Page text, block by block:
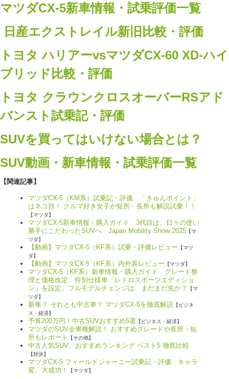
マツダCX-5新車情報・試乗評価一覧
日産エクストレイル新旧比較・評価
トヨタ ハリアーvsマツダCX-60 XD-ハイ
ブリッド比較・評価
トヨタ クラウンクロスオーバーRSアド
バンスト試乗記・評価
SUVを買ってはいけない場合とは？
SUV動画・新車情報・試乗評価一覧
【関連記事】
マツダCX-5（KM系）試乗記・評価 「きゅんポイント」
はネコ目！ クルマ好き女子が短所・長所も解説試乗！！
【マツダ】
マツダCX-5新車情報・購入ガイド 3代目は、日々の使い
勝手にこだわったSUVへ Japan Mobility Show 2025 【マ
ツダ】
【動画】マツダCX-5（KF系）試乗・評価レビュー 【マツ
ダ】
【動画】マツダCX-5（KF系）内外装レビュー 【マツダ】
マツダCX-5（KF系）新車情報・購入ガイド グレード整
理と価格改定、特別仕様車「レトロスポーツエディショ
ン」を設定。フルモデルチェンジは、まだまだ先か？
【マ
ツダ】
新車？ それとも中古車？ マツダCX-5を徹底解説
【ビジネ
ス・経済】
予算200万円！中古SUVおすすめ5選 【ビジネス・経済】
マツダのSUV全車種解説！ おすすめグレードや長所・短
所もレポート
【その他】
中古人気SUV、おすすめランキング ベスト5 徹底比較
【対決】
マツダCX-5 フィールドジャーニー試乗記・評価 キャラ
変、大成功！
【マツダ】